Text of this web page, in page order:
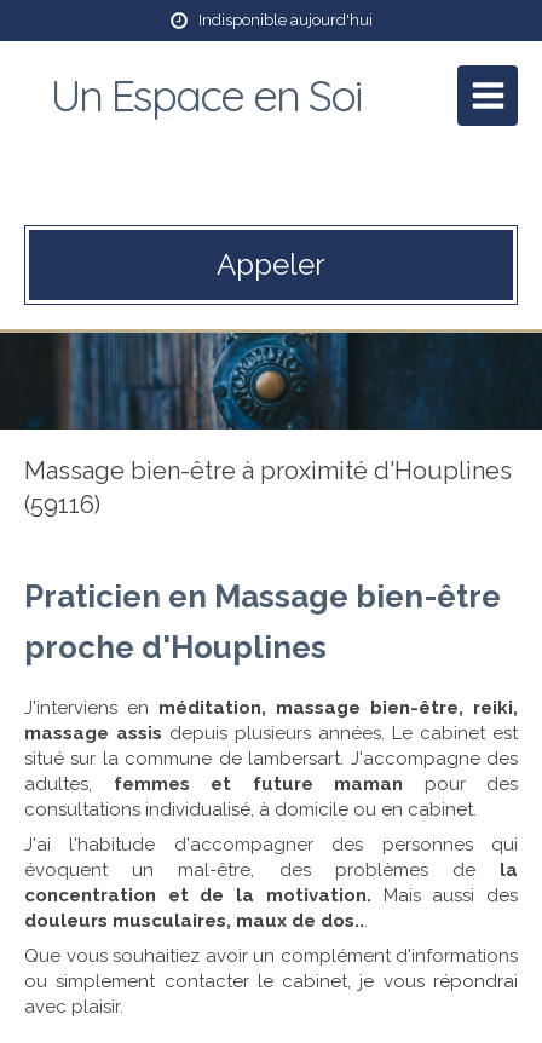
Indisponible aujourd'hui
Un Espace en Soi
Appeler
Massage bien-être à proximité d'Houplines
(59116)
Praticien en Massage bien-être
proche d'Houplines
J'interviens en méditation, massage bien-être, reiki,
massage assis depuis plusieurs années. Le cabinet est
situé sur la commune de lambersart. J'accompagne des
adultes, femmes et future maman pour des
consultations individualisé, à domicile ou en cabinet.
J'ai l'habitude d'accompagner des personnes qui
évoquent un mal-être, des problèmes de la
concentration et de la motivation. Mais aussi des
douleurs musculaires, maux de dos...
Que vous souhaitiez avoir un complément d'informations
ou simplement contacter le cabinet, je vous répondrai
avec plaisir.